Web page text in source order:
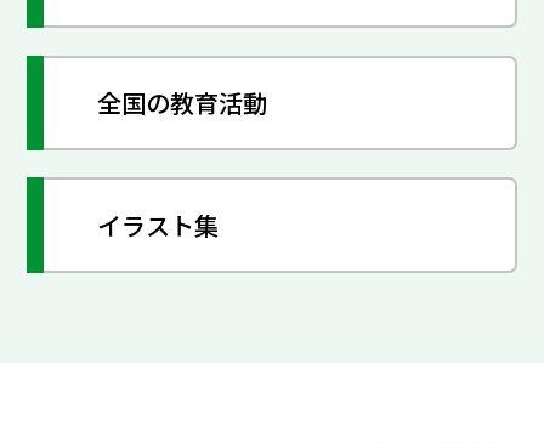
全国の教育活動
イラスト集